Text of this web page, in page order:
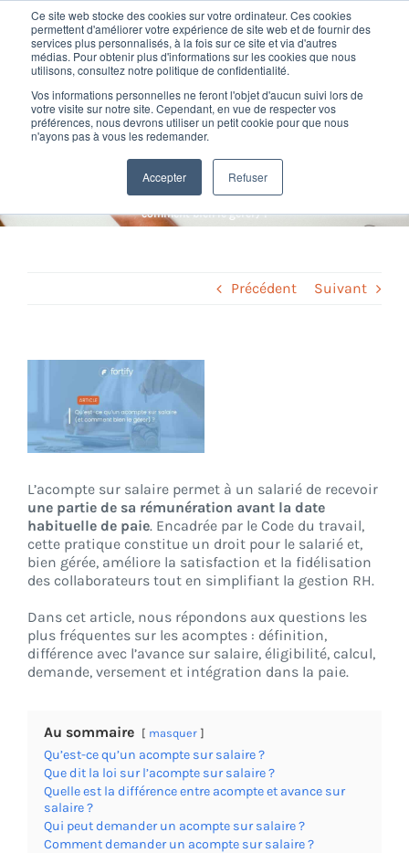
Ce site web stocke des cookies sur votre ordinateur. Ces cookies
permettent d'améliorer votre expérience de site web et de fournir des
services plus personnalisés, à la fois sur ce site et via d'autres
médias. Pour obtenir plus d'informations sur les cookies que nous
utilisons, consultez notre politique de confidentialité.
Vos informations personnelles ne feront l'objet d'aucun suivi lors de
votre visite sur notre site. Cependant, en vue de respecter vos
préférences, nous devrons utiliser un petit cookie pour que nous
n'ayons pas à vous les redemander.
Accepter Refuser
Passer
contenu
Nos offres
Formation
Nos clients
Fortify
Support
Qu’est-ce qu’un acompte
sur salaire (et comment bien
le gérer) ?
Logiciel de paie»Qu’est-ce qu’un acompte sur salaire (et
comment bien le gérer) ?
Précédent Suivant
agrandie
L’acompte sur salaire permet à un salarié de recevoir
une partie de sa rémunération avant la date
habituelle de paie. Encadrée par le Code du travail,
cette pratique constitue un droit pour le salarié et,
bien gérée, améliore la satisfaction et la fidélisation
des collaborateurs tout en simplifiant la gestion RH.
Dans cet article, nous répondons aux questions les
plus fréquentes sur les acomptes : définition,
différence avec l’avance sur salaire, éligibilité, calcul,
demande, versement et intégration dans la paie.
Au sommaire masquer
Qu’est-ce qu’un acompte sur salaire ?
Que dit la loi sur l’acompte sur salaire ?
Quelle est la différence entre acompte et avance sur
salaire ?
Qui peut demander un acompte sur salaire ?
Comment demander un acompte sur salaire ?